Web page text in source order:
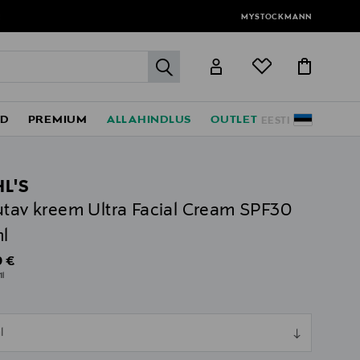
MYSTOCKMANN
label.header.go
EESTI
PREMIUM ALLAHINDLUS OUTLET
kreem Ultra Facial Cream SPF30
Price
€
null